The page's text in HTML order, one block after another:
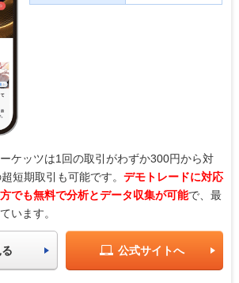
ケッツは1回の取引がわずか300円から対
短期取引も可能です。 デモトレードに対応
でも無料で分析とデータ収集が可能で、最
います。
公式サイトへ